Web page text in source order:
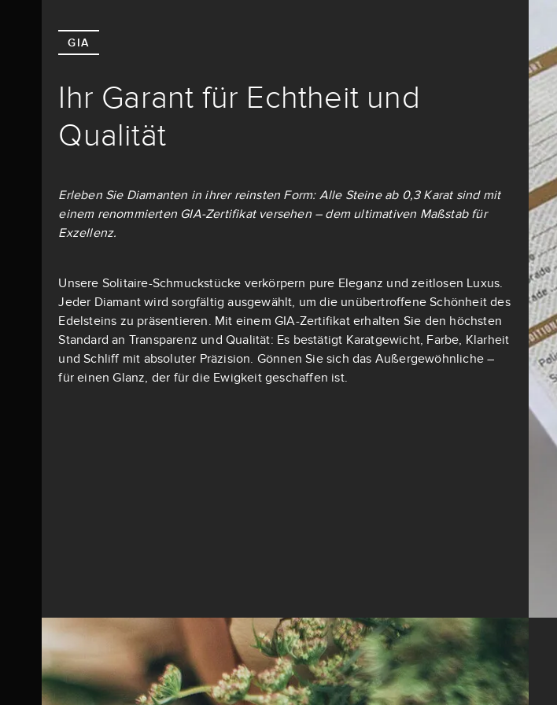
GIA
Ihr Garant für Echtheit und
Qualität
Erleben Sie Diamanten in ihrer reinsten Form: Alle Steine ab 0,3 Karat sind mit
einem renommierten GIA-Zertifikat versehen – dem ultimativen Maßstab für
Exzellenz.
Unsere Solitaire-Schmuckstücke verkörpern pure Eleganz und zeitlosen Luxus.
Jeder Diamant wird sorgfältig ausgewählt, um die unübertroffene Schönheit des
Edelsteins zu präsentieren. Mit einem GIA-Zertifikat erhalten Sie den höchsten
Standard an Transparenz und Qualität: Es bestätigt Karatgewicht, Farbe, Klarheit
und Schliff mit absoluter Präzision. Gönnen Sie sich das Außergewöhnliche –
für einen Glanz, der für die Ewigkeit geschaffen ist.